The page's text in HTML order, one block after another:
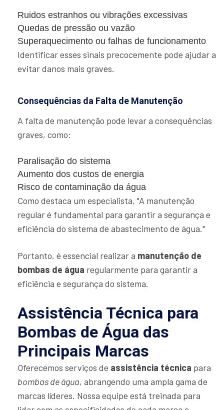
Ruidos estranhos ou vibrações excessivas
Quedas de pressão ou vazão
Superaquecimento ou falhas de funcionamento
Identificar esses sinais precocemente pode ajudar a
evitar danos mais graves.
Consequências da Falta de Manutenção
A falta de manutenção pode levar a consequências
graves, como:
Paralisação do sistema
Aumento dos custos de energia
Risco de contaminação da água
Como destaca um especialista, "A manutenção
regular é fundamental para garantir a segurança e
eficiência do sistema de abastecimento de água."
Portanto, é essencial realizar a manutenção de
bombas de água regularmente para garantir a
eficiência e segurança do sistema.
Assistência Técnica para
Bombas de Água das
Principais Marcas
Oferecemos serviços de assistência técnica para
bombas de água, abrangendo uma ampla gama de
marcas líderes. Nossa equipe está treinada para